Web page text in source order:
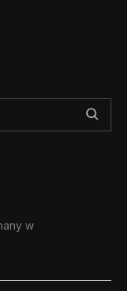
w